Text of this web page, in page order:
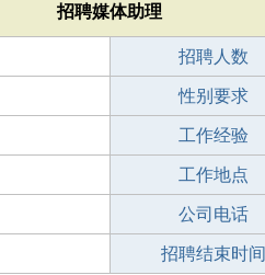
招聘媒体助理
招聘人数
性别要求
工作经验
工作地点
公司电话
招聘结束时间